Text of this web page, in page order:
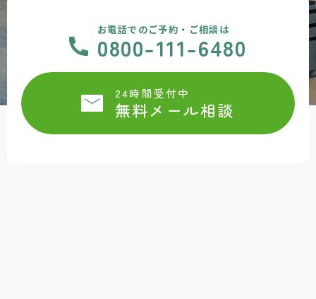
お電話でのご予約・ご相談は
0800-111-6480
24時間受付中
無料メール相談